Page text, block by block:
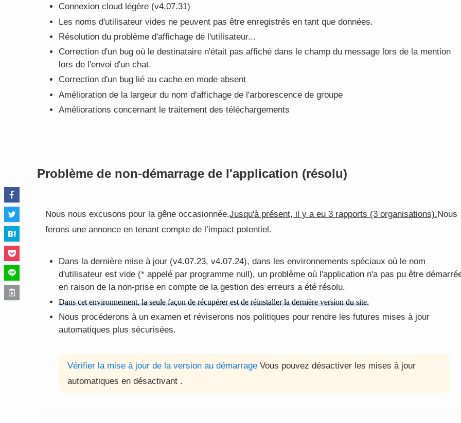
Connexion cloud légère (v4.07.31)
Les noms d'utilisateur vides ne peuvent pas être enregistrés en tant que données.
Résolution du problème d'affichage de l'utilisateur...
Correction d'un bug où le destinataire n'était pas affiché dans le champ du message lors de la mention
lors de l'envoi d'un chat.
Correction d'un bug lié au cache en mode absent
Amélioration de la largeur du nom d'affichage de l'arborescence de groupe
Améliorations concernant le traitement des téléchargements
Problème de non-démarrage de l'application (résolu)
Nous nous excusons pour la gêne occasionnée.Jusqu'à présent, il y a eu 3 rapports (3 organisations).Nous
ferons une annonce en tenant compte de l’impact potentiel.
Dans la dernière mise à jour (v4.07.23, v4.07.24), dans les environnements spéciaux où le nom
d'utilisateur est vide (* appelé par programme null), un problème où l'application n'a pas pu être
en raison de la non-prise en compte de la gestion des erreurs a été résolu.
Dans cet environnement, la seule façon de récupérer est de réinstaller la dernière version du site.
Nous procéderons à un examen et réviserons nos politiques pour rendre les futures mises à jour
automatiques plus sécurisées.
Vérifier la mise à jour de la version au démarrageVous pouvez désactiver les mises à jour
automatiques en désactivant .